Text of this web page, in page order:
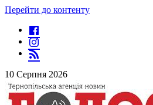
Перейти до контенту
10 Серпня 2026